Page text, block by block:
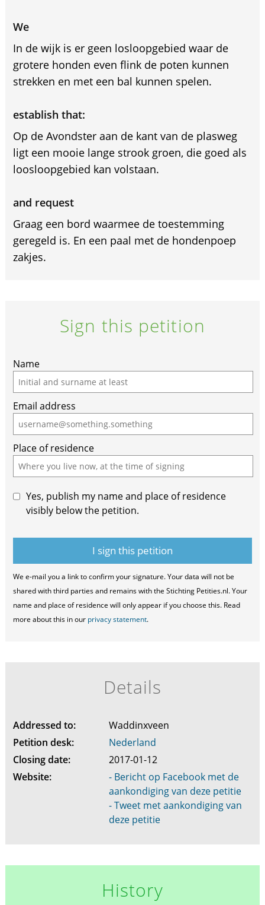
We
In de wijk is er geen losloopgebied waar de
grotere honden even flink de poten kunnen
strekken en met een bal kunnen spelen.
establish that:
Op de Avondster aan de kant van de plasweg
ligt een mooie lange strook groen, die goed als
loosloopgebied kan volstaan.
and request
Graag een bord waarmee de toestemming
geregeld is. En een paal met de hondenpoep
zakjes.
Sign this petition
Name
Email address
Place of residence
Yes, publish my name and place of residence
visibly below the petition.
We e-mail you a link to confirm your signature. Your data will not be
shared with third parties and remains with the Stichting Petities.nl. Your
name and place of residence will only appear if you choose this. Read
more about this in our privacy statement.
Details
Addressed to:
Waddinxveen
Petition desk:
Nederland
Closing date:
2017-01-12
Website:
- Bericht op Facebook met de
aankondiging van deze petitie
- Tweet met aankondiging van
deze petitie
History